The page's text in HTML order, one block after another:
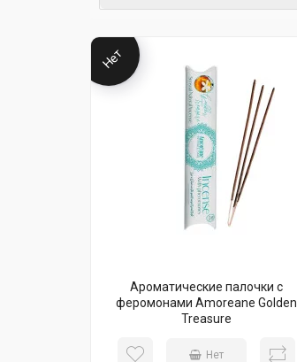
Нет
Ароматические палочки с
феромонами Amoreane Golden
Treasure
Нет